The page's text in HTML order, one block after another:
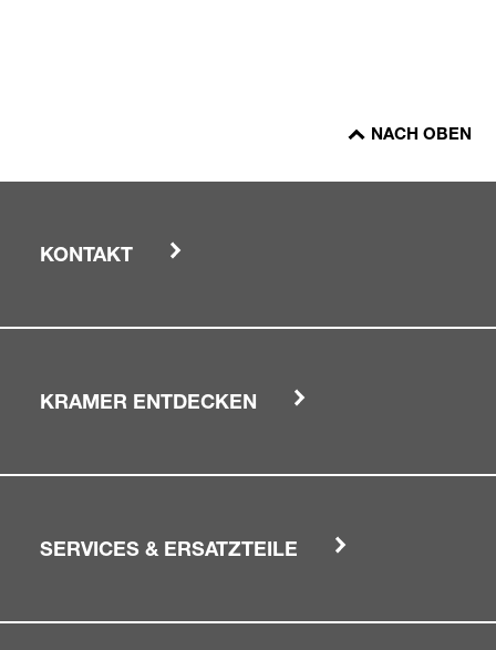
NACH OBEN
KONTAKT
KRAMER ENTDECKEN
SERVICES & ERSATZTEILE